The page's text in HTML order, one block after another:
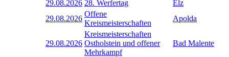
29.08.2026 28. Werfertag
Elz
29.08.2026
Offene
Kreismeisterschaften
Apolda
29.08.2026
Kreismeisterschaften
Ostholstein und offener
Mehrkampf
Bad Malente